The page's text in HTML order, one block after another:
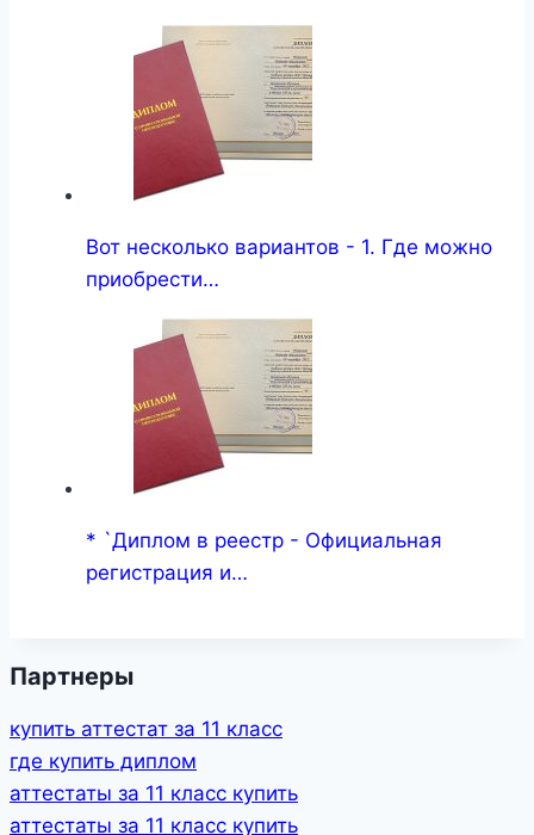
Вот несколько вариантов - 1. Где можно
приобрести…
* `Диплом в реестр - Официальная
регистрация и…
Партнеры
купить аттестат за 11 класс
где купить диплом
аттестаты за 11 класс купить
аттестаты за 11 класс купить